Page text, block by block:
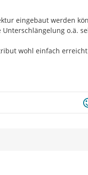
eingebaut werden
o.ä.
wohl einfach